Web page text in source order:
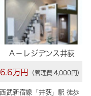
Ａ－レジデンス井荻
6.6万円 （管理費:4,000円）
西武新宿線「 井荻」駅 徒歩